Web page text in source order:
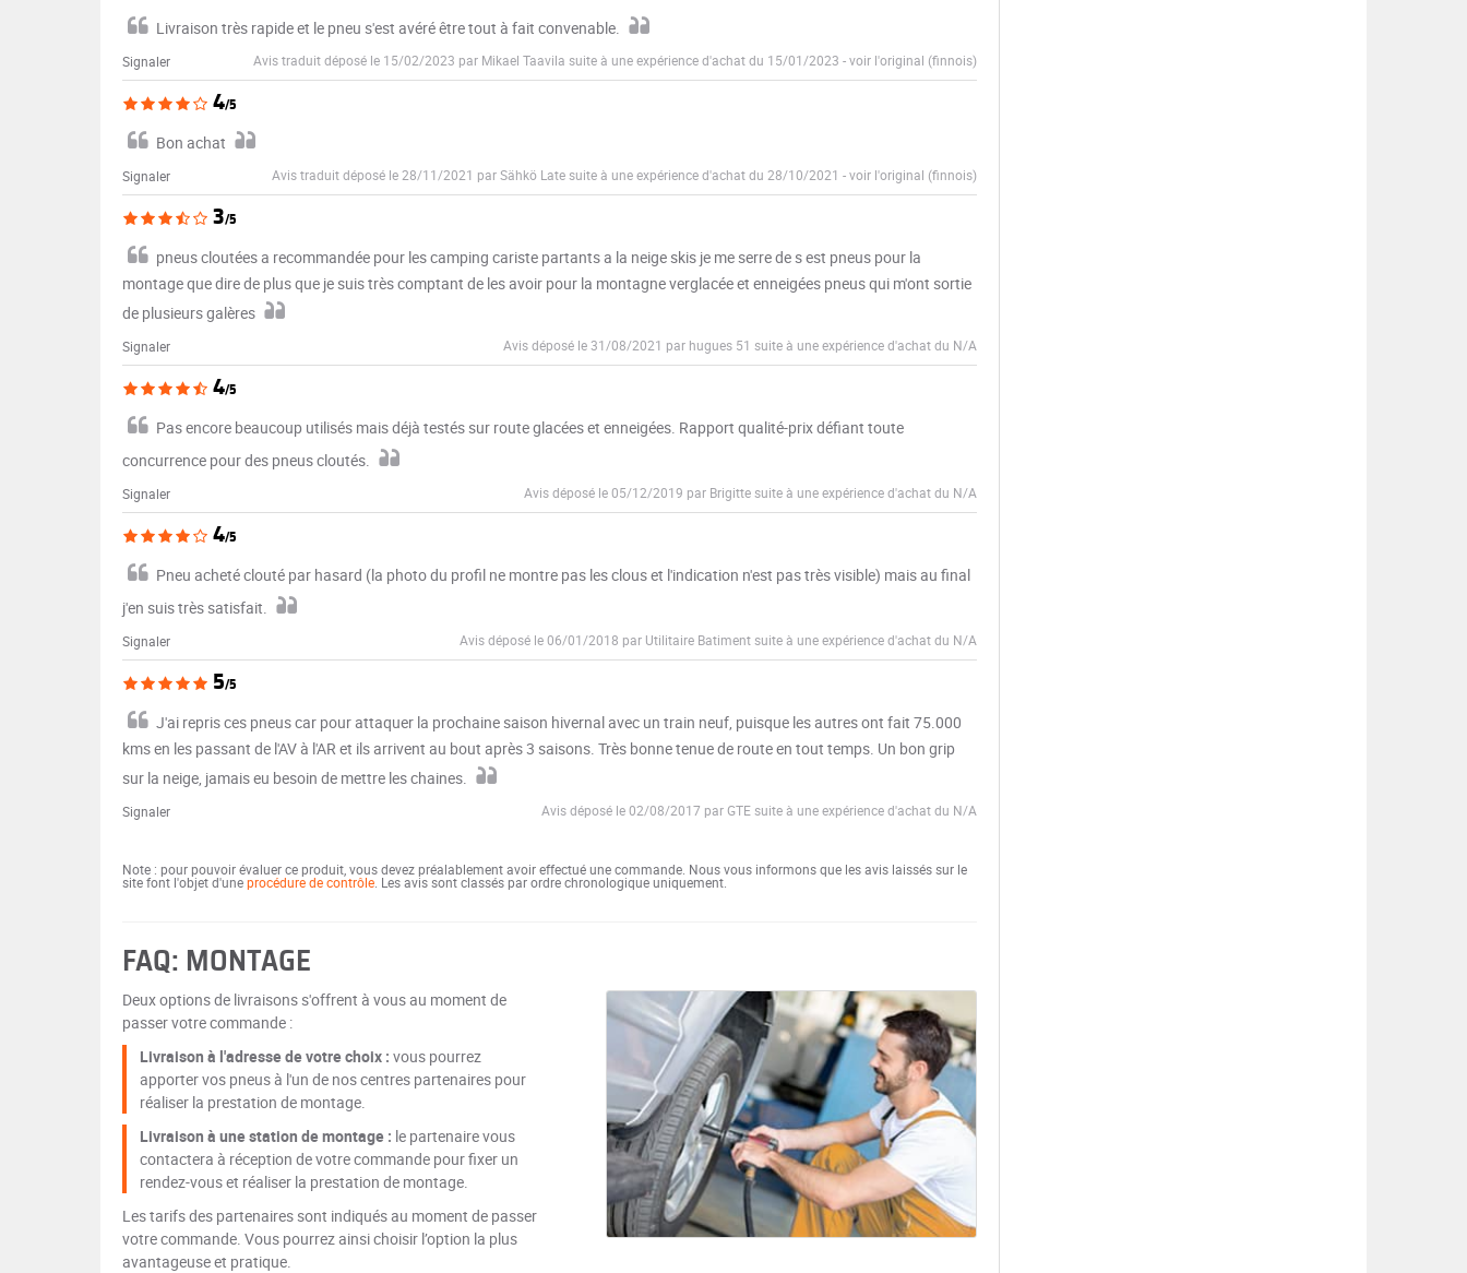
Livraison très rapide et le pneu s'est avéré être tout à fait convenable.
Signaler Avis traduit déposé le 15/02/2023 par Mikael Taavila suite à une expérience d'achat du 15/01/2023 -voir l'original (finnois)
4/5
Bon achat
Signaler Avis traduit déposé le 28/11/2021 par Sähkö Late suite à une expérience d'achat du 28/10/2021 -voir l'original (finnois)
3/5
pneus cloutées a recommandée pour les camping cariste partants a la neige skis je me serre de s est pneus pour la
montage que dire de plus que je suis très comptant de les avoir pour la montagne verglacée et enneigées pneus qui m'ont sortie
de plusieurs galères
Signaler Avis déposé le 31/08/2021 par hugues 51 suite à une expérience d'achat du N/A
4/5
Pas encore beaucoup utilisés mais déjà testés sur route glacées et enneigées. Rapport qualité-prix défiant toute
concurrence pour des pneus cloutés.
Signaler Avis déposé le 05/12/2019 par Brigitte suite à une expérience d'achat du N/A
4/5
Pneu acheté clouté par hasard (la photo du profil ne montre pas les clous et l'indication n'est pas très visible) mais au final
j'en suis très satisfait.
Signaler Avis déposé le 06/01/2018 par Utilitaire Batiment suite à une expérience d'achat du N/A
5/5
J'ai repris ces pneus car pour attaquer la prochaine saison hivernal avec un train neuf, puisque les autres ont fait 75.000
kms en les passant de l'AV à l'AR et ils arrivent au bout après 3 saisons. Très bonne tenue de route en tout temps. Un bon grip
sur la neige, jamais eu besoin de mettre les chaines.
Signaler Avis déposé le 02/08/2017 par GTE suite à une expérience d'achat du N/A
Note : pour pouvoir évaluer ce produit, vous devez préalablement avoir effectué une commande. Nous vous informons que les avis laissés sur le
site font l'objet d'uneprocédure de contrôle . Les avis sont classés par ordre chronologique uniquement.
FAQ: MONTAGE
Deux options de livraisons s'offrent à vous au moment de
passer votre commande :
Livraison à l'adresse de votre choix : vous pourrez
apporter vos pneus à l'un de nos centres partenaires pour
réaliser la prestation de montage.
Livraison à une station de montage : le partenaire vous
contactera à réception de votre commande pour fixer un
rendez-vous et réaliser la prestation de montage.
Les tarifs des partenaires sont indiqués au moment de passer
votre commande. Vous pourrez ainsi choisir l’option la plus
avantageuse et pratique.